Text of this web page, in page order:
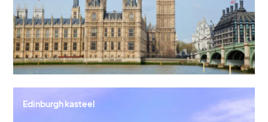
Edinburgh kasteel